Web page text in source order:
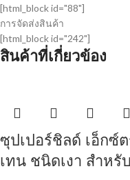
[html_block id="88"]
การจัดส่งสินค้า
[html_block id="242"]
สินค้าที่เกี่ยวข้อง
ซุปเปอร์ชิลด์ เอ็กซ์
เทน ชนิดเงา สำหรั